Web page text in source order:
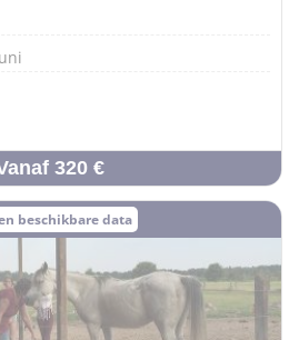
320 €
beschikbare data